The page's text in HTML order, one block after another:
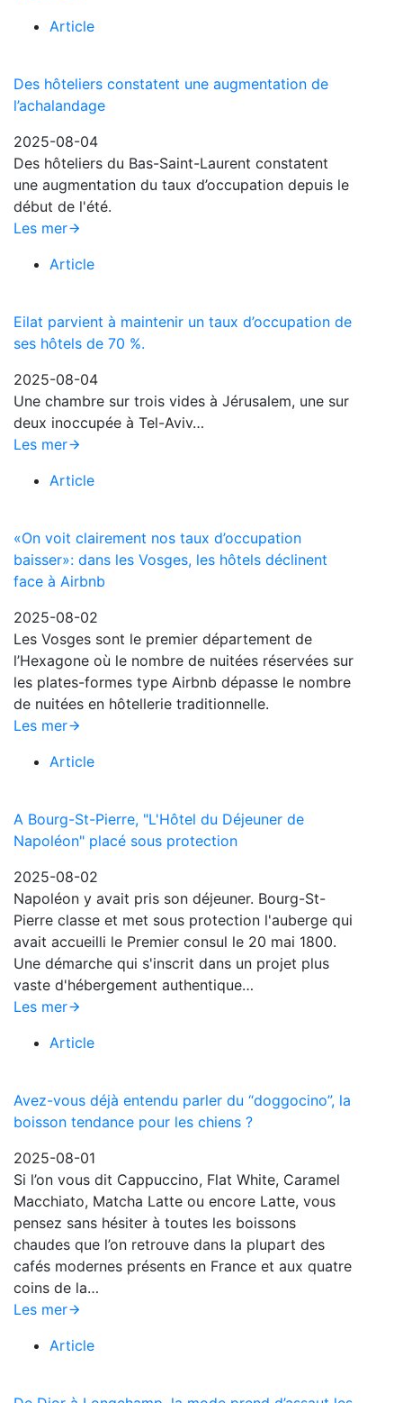
Article
Des hôteliers constatent une augmentation de
l’achalandage
2025-08-04
Des hôteliers du Bas-Saint-Laurent constatent
une augmentation du taux d’occupation depuis le
début de l'été.
Les mer
Article
Eilat parvient à maintenir un taux d’occupation de
ses hôtels de 70 %.
2025-08-04
Une chambre sur trois vides à Jérusalem, une sur
deux inoccupée à Tel-Aviv…
Les mer
Article
«On voit clairement nos taux d’occupation
baisser»: dans les Vosges, les hôtels déclinent
face à Airbnb
2025-08-02
Les Vosges sont le premier département de
l’Hexagone où le nombre de nuitées réservées sur
les plates-formes type Airbnb dépasse le nombre
de nuitées en hôtellerie traditionnelle.
Les mer
Article
A Bourg-St-Pierre, "L'Hôtel du Déjeuner de
Napoléon" placé sous protection
2025-08-02
Napoléon y avait pris son déjeuner. Bourg-St-
Pierre classe et met sous protection l'auberge qui
avait accueilli le Premier consul le 20 mai 1800.
Une démarche qui s'inscrit dans un projet plus
vaste d'hébergement authentique…
Les mer
Article
Avez-vous déjà entendu parler du “doggocino”, la
boisson tendance pour les chiens ?
2025-08-01
Si l’on vous dit Cappuccino, Flat White, Caramel
Macchiato, Matcha Latte ou encore Latte, vous
pensez sans hésiter à toutes les boissons
chaudes que l’on retrouve dans la plupart des
cafés modernes présents en France et aux quatre
coins de la…
Les mer
Article